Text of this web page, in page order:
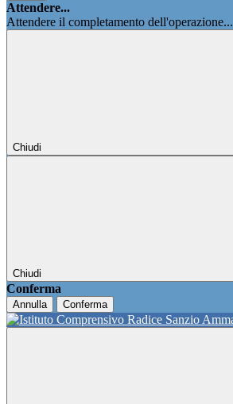
Attendere...
Attendere il completamento dell'operazione...
Chiudi
Chiudi
Conferma
Annulla Conferma